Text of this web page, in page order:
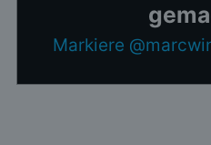
Markiere